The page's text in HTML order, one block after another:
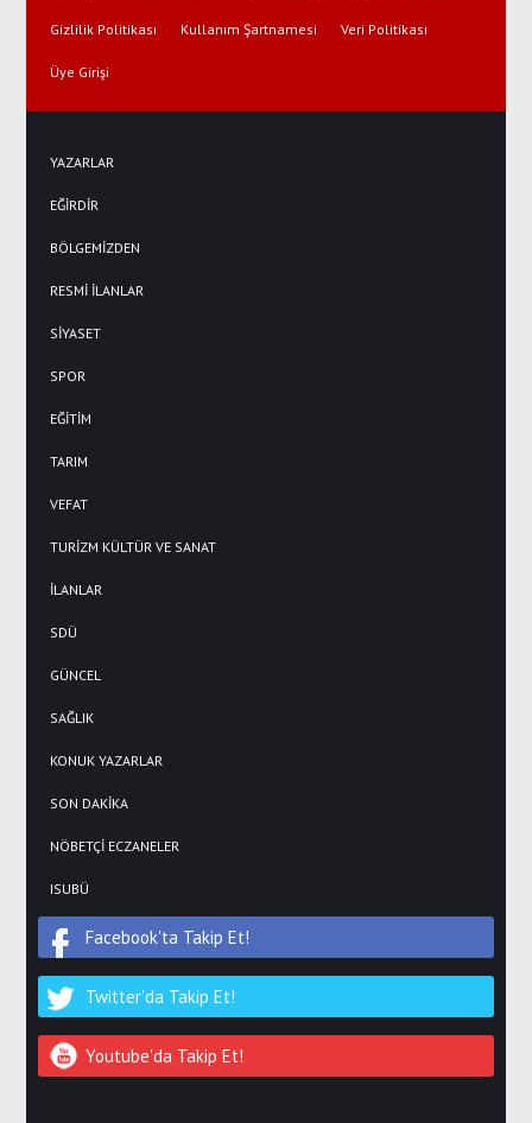
Gizlilik Politikası Kullanım Şartnamesi Veri Politikası
Üye Girişi
YAZARLAR
EĞİRDİR
BÖLGEMİZDEN
RESMİ İLANLAR
SİYASET
SPOR
EĞİTİM
TARIM
VEFAT
TURİZM KÜLTÜR VE SANAT
İLANLAR
SDÜ
GÜNCEL
SAĞLIK
KONUK YAZARLAR
SON DAKİKA
NÖBETÇİ ECZANELER
ISUBÜ
Facebook'ta Takip Et!
Twitter'da Takip Et!
Youtube'da Takip Et!